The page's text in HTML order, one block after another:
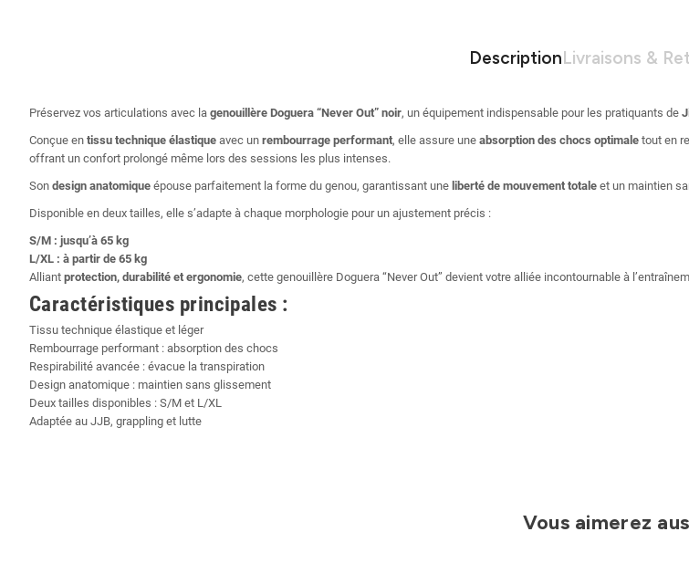
DescriptionLivraisons &
Préservez vos articulations avec la genouillère Doguera “Never Out” noir, un équipement indispensable pour les pratiquants de
Conçue en tissu technique élastique avec un rembourrage performant, elle assure une absorption des chocs optimale tout en
offrant un confort prolongé même lors des sessions les plus intenses.
Son design anatomique épouse parfaitement la forme du genou, garantissant une liberté de mouvement totale et un maintien
Disponible en deux tailles, elle s’adapte à chaque morphologie pour un ajustement précis :
S/M : jusqu’à 65 kg
L/XL : à partir de 65 kg
Alliant protection, durabilité et ergonomie, cette genouillère Doguera “Never Out” devient votre alliée incontournable à
Caractéristiques principales :
Tissu technique élastique et léger
Rembourrage performant : absorption des chocs
Respirabilité avancée : évacue la transpiration
Design anatomique : maintien sans glissement
Deux tailles disponibles : S/M et L/XL
Adaptée au JJB, grappling et lutte
Vous aimerez